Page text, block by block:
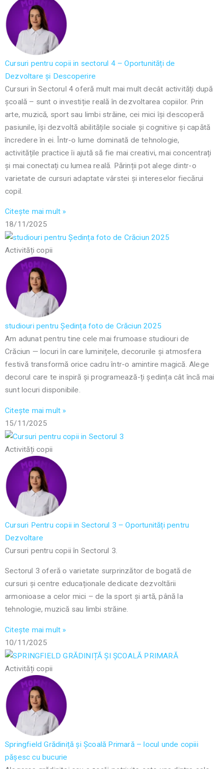
Cursuri pentru copii in sectorul 4 – Oportunități de
Dezvoltare și Descoperire
Cursuri în Sectorul 4 oferă mult mai mult decât activități după
școală – sunt o investiție reală în dezvoltarea copiilor. Prin
arte, muzică, sport sau limbi străine, cei mici își descoperă
pasiunile, își dezvoltă abilitățile sociale și cognitive și capătă
încredere în ei. Într-o lume dominată de tehnologie,
activitățile practice îi ajută să fie mai creativi, mai concentrați
și mai conectați cu lumea reală. Părinții pot alege dintr-o
varietate de cursuri adaptate vârstei și intereselor fiecărui
copil.
Citește mai mult »
18/11/2025
Activități copii
studiouri pentru Ședința foto de Crăciun 2025
Am adunat pentru tine cele mai frumoase studiouri de
Crăciun — locuri în care luminițele, decorurile și atmosfera
festivă transformă orice cadru într-o amintire magică. Alege
decorul care te inspiră și programează-ți ședința cât încă mai
sunt locuri disponibile.
Citește mai mult »
15/11/2025
Activități copii
Cursuri Pentru copii in Sectorul 3 – Oportunități pentru
Dezvoltare
Cursuri pentru copii în Sectorul 3.
Sectorul 3 oferă o varietate surprinzător de bogată de
cursuri și centre educaționale dedicate dezvoltării
armonioase a celor mici – de la sport și artă, până la
tehnologie, muzică sau limbi străine.
Citește mai mult »
10/11/2025
Activități copii
Springfield Grădiniță și Școală Primară – locul unde copiii
pășesc cu bucurie